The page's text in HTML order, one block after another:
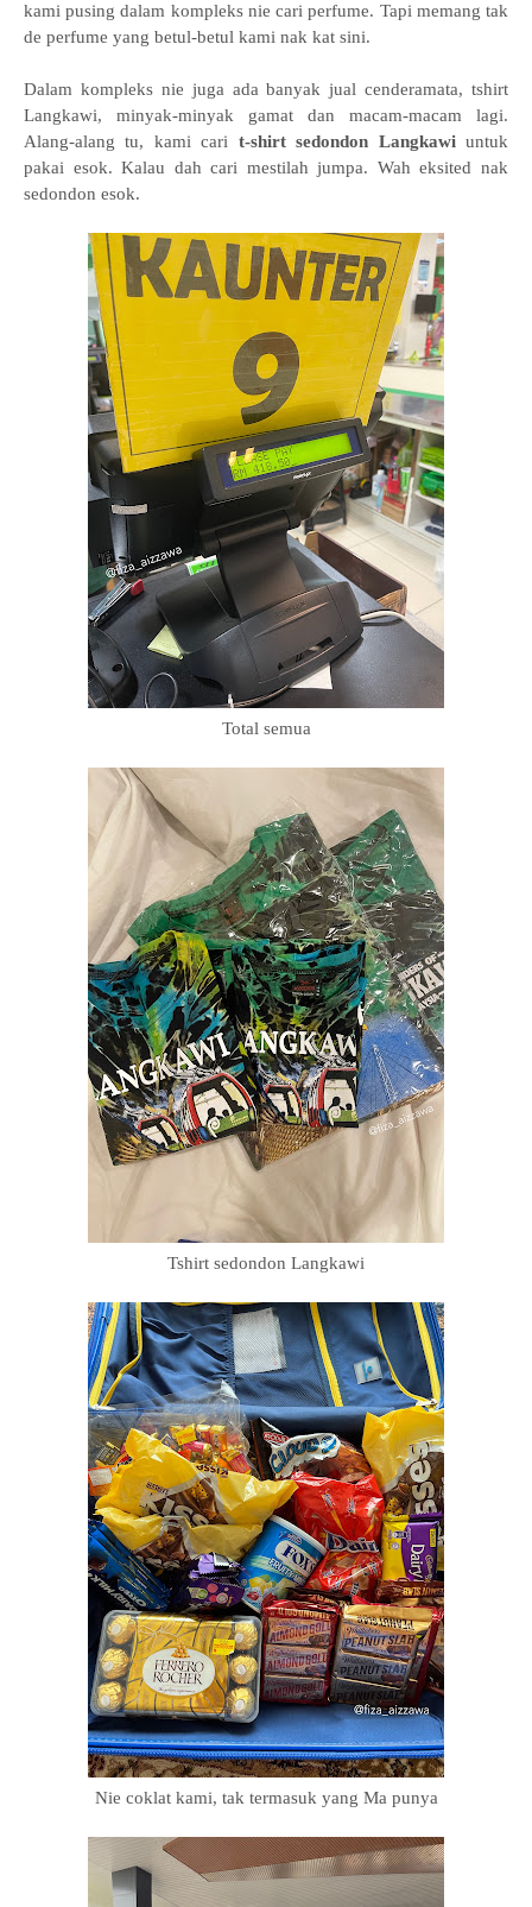
kami pusing dalam kompleks nie cari perfume. Tapi memang tak
de perfume yang betul-betul kami nak kat sini.
Dalam kompleks nie juga ada banyak jual cenderamata, tshirt
Langkawi, minyak-minyak gamat dan macam-macam lagi.
Alang-alang tu, kami cari t-shirt sedondon Langkawiuntuk
pakai esok. Kalau dah cari mestilah jumpa. Wah eksited nak
sedondon esok.
Total semua
Tshirt sedondon Langkawi
Nie coklat kami, tak termasuk yang Ma punya